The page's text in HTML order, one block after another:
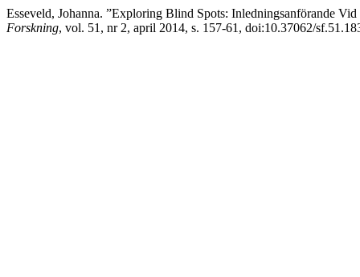
Esseveld, Johanna. ”Exploring Blind Spots: Inledningsanförande
Forskning, vol. 51, nr 2, april 2014, s. 157-61, doi:10.37062/